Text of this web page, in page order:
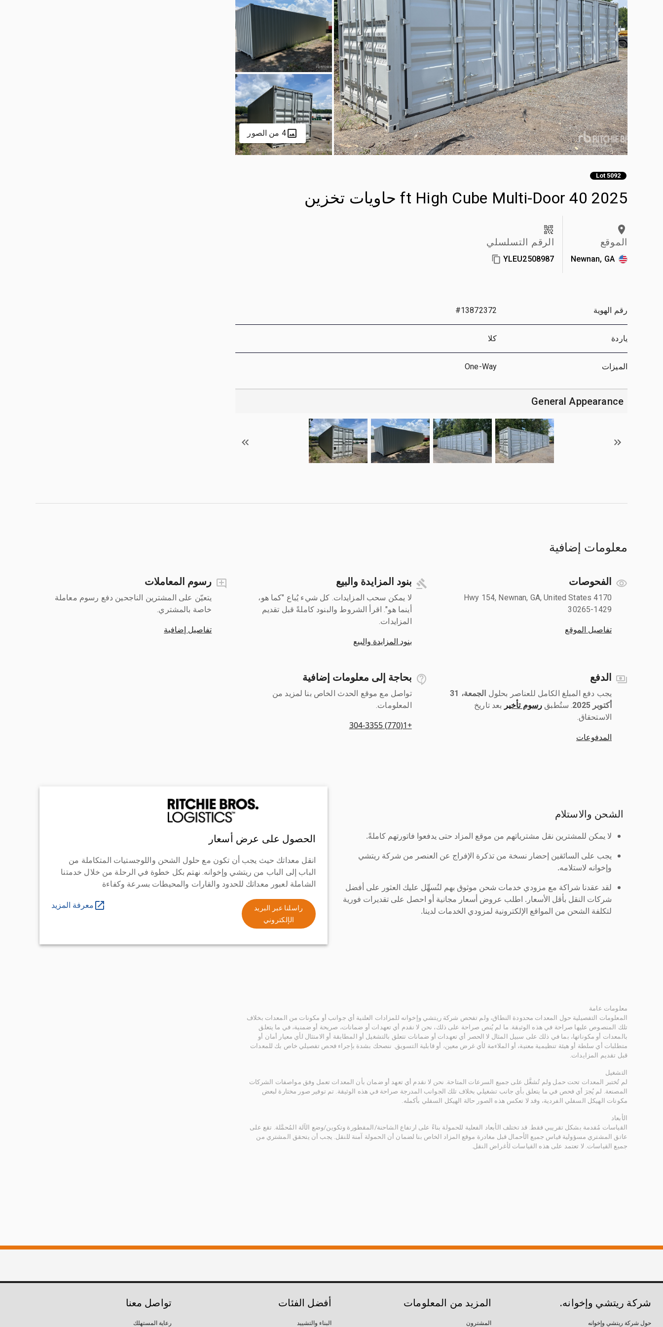
4 من الصور
Lot 5092
2025 40 ft High Cube Multi-Door حاويات تخزين
الموقع
Newnan, GA
الرقم التسلسلي
YLEU2508987
رقم الهوية #13872372
ياردة كلا
الميزات One-Way
General Appearance
معلومات إضافية
الفحوصات
4170 Hwy 154, Newnan, GA, United States
30265-1429
تفاصيل الموقع
بنود المزايدة والبيع
لا يمكن سحب المزايدات. كل شيء يُباع "كما هو،
أينما هو". اقرأ الشروط والبنود كاملةً قبل تقديم
المزايدات.
بنود المزايدة والبيع
رسوم المعاملات
يتعيّن على المشترين الناجحين دفع رسوم معاملة
خاصة بالمشتري.
تفاصيل إضافية
الدفع
يجب دفع المبلغ الكامل للعناصر بحلول ‎
الجمعة، 31
أكتوبر 2025
‎. ستُطبق رسوم تأخير بعد تاريخ
الاستحقاق.
المدفوعات
بحاجة إلى معلومات إضافية
تواصل مع موقع الحدث الخاص بنا لمزيد من
المعلومات.
+1(770) 304-3355
الشحن والاستلام
لا يمكن للمشترين نقل مشترياتهم من موقع المزاد حتى يدفعوا فاتورتهم كاملةً.
يجب على السائقين إحضار نسخة من تذكرة الإفراج عن العنصر من شركة ريتشي
وإخوانه لاستلامه.
لقد عقدنا شراكة مع مزودي خدمات شحن موثوق بهم لنُسهِّل عليك العثور على أفضل
شركات النقل بأقل الأسعار. اطلب عروض أسعار مجانية أو احصل على تقديرات فورية
لتكلفة الشحن من المواقع الإلكترونية لمزودي الخدمات لدينا.
الحصول على عرض أسعار
انقل معداتك حيث يجب أن تكون مع حلول الشحن واللوجستيات المتكاملة من
الباب إلى الباب من ريتشي وإخوانه. نهتم بكل خطوة في الرحلة من خلال خدمتنا
الشاملة لعبور معداتك للحدود والقارات والمحيطات بسرعة وكفاءة
راسلنا عبر البريد
الإلكتروني
معرفة المزيد
معلومات عامة
المعلومات التفصيلية حول المعدات محدودة النطاق، ولم تفحص شركة ريتشي وإخوانه للمزادات العلنية أي جوانب أو مكونات من المعدات بخلاف
تلك المنصوص عليها صراحة في هذه الوثيقة. ما لم يُنص صراحة على ذلك، نحن لا نقدم أي تعهدات أو ضمانات، صريحة أو ضمنية، في ما يتعلق
بالمعدات أو مكوناتها، بما في ذلك على سبيل المثال لا الحصر أي تعهدات أو ضمانات تتعلق بالتشغيل أو المطابقة أو الامتثال لأي معيار أمان أو
متطلبات أي سلطة أو هيئة تنظيمية معنية، أو الملاءمة لأي غرض معين، أو قابلية التسويق. ننصحك بشدة بإجراء فحص تفصيلي خاص بك للمعدات
قبل تقديم المزايدات.
التشغيل
لم تُختبر المعدات تحت حمل ولم تُشغَّل على جميع السرعات المتاحة. نحن لا نقدم أي تعهد أو ضمان بأن المعدات تعمل وفق مواصفات الشركات
المصنعة. لم يُجرَ أي فحص في ما يتعلق بأي جانب تشغيلي بخلاف تلك الجوانب المدرجة صراحة في هذه الوثيقة. تم توفير صور مختارة لبعض
مكونات الهيكل السفلي الفردية، وقد لا تعكس هذه الصور حالة الهيكل السفلي بأكمله.
الأبعاد
القياسات مُقدمة بشكل تقريبي فقط. قد تختلف الأبعاد الفعلية للحمولة بناءً على ارتفاع الشاحنة/المقطورة وتكوين/وضع الآلة المُحمَّلة. تقع على
عاتق المشتري مسؤولية قياس جميع الأحمال قبل مغادرة موقع المزاد الخاص بنا لضمان أن الحمولة آمنة للنقل. يجب أن يتحقق المشتري من
جميع القياسات. لا تعتمد على هذه القياسات لأغراض النقل.
شركة ريتشي وإخوانه.
حول شركة ريتشي وإخوانه
المزيد من المعلومات
المشترون
أفضل الفئات
البناء والتشييد
تواصل معنا
رعاية المستهلك